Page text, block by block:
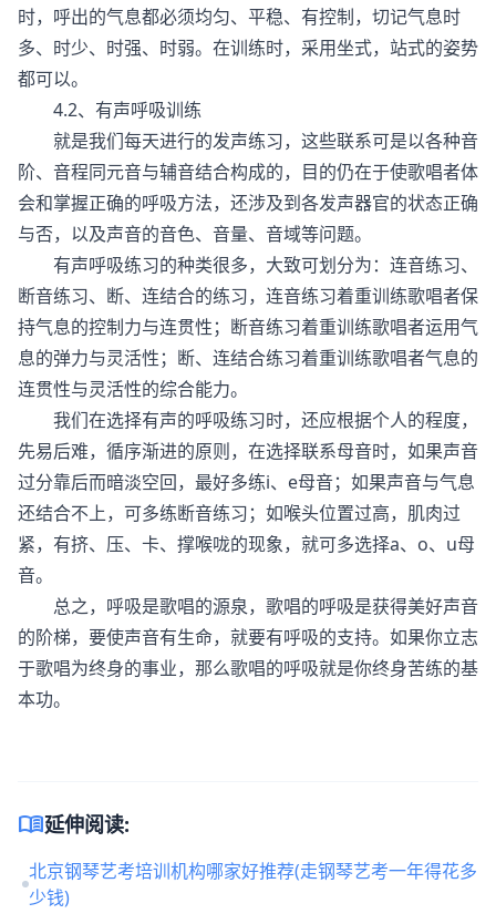
时，呼出的气息都必须均匀、平稳、有控制，切记气息时
多、时少、时强、时弱。在训练时，采用坐式，站式的姿势
都可以。
4.2、有声呼吸训练
就是我们每天进行的发声练习，这些联系可是以各种音
阶、音程同元音与辅音结合构成的，目的仍在于使歌唱者体
会和掌握正确的呼吸方法，还涉及到各发声器官的状态正确
与否，以及声音的音色、音量、音域等问题。
有声呼吸练习的种类很多，大致可划分为：连音练习、
断音练习、断、连结合的练习，连音练习着重训练歌唱者保
持气息的控制力与连贯性；断音练习着重训练歌唱者运用气
息的弹力与灵活性；断、连结合练习着重训练歌唱者气息的
连贯性与灵活性的综合能力。
我们在选择有声的呼吸练习时，还应根据个人的程度，
先易后难，循序渐进的原则，在选择联系母音时，如果声音
过分靠后而暗淡空回，最好多练i、e母音；如果声音与气息
还结合不上，可多练断音练习；如喉头位置过高，肌肉过
紧，有挤、压、卡、撑喉咙的现象，就可多选择a、o、u母
音。
总之，呼吸是歌唱的源泉，歌唱的呼吸是获得美好声音
的阶梯，要使声音有生命，就要有呼吸的支持。如果你立志
于歌唱为终身的事业，那么歌唱的呼吸就是你终身苦练的基
本功。
menu_book延伸阅读:
北京钢琴艺考培训机构哪家好推荐(走钢琴艺考一年得花多
少钱)